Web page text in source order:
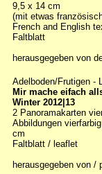
9,5 x 14 cm
(mit etwas
French and English
Faltblatt
herausgegeben von
Adelboden/Frutigen -
Mir mache eifach
Winter 2012|13
2 Panoramakarten
Abbildungen
cm
Faltblatt / leaflet
herausgegeben von /